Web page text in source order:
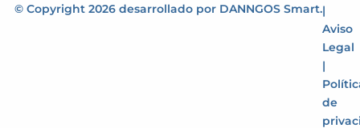
© Copyright 2026 desarrollado por DANNGOS Smart.|
Aviso
Legal
|
de